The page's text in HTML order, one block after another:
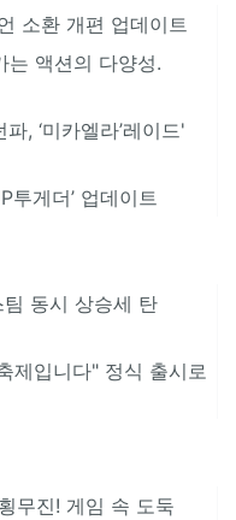
소환 개편 업데이트
는 액션의 다양성.
, ‘미카엘라’레이드'
투게더’ 업데이트
동시 상승세 탄
제입니다" 정식 출시로
무진! 게임 속 도둑